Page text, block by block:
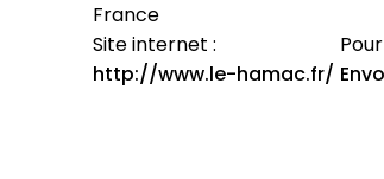
France
Site internet :
http://www.le-hamac.fr/